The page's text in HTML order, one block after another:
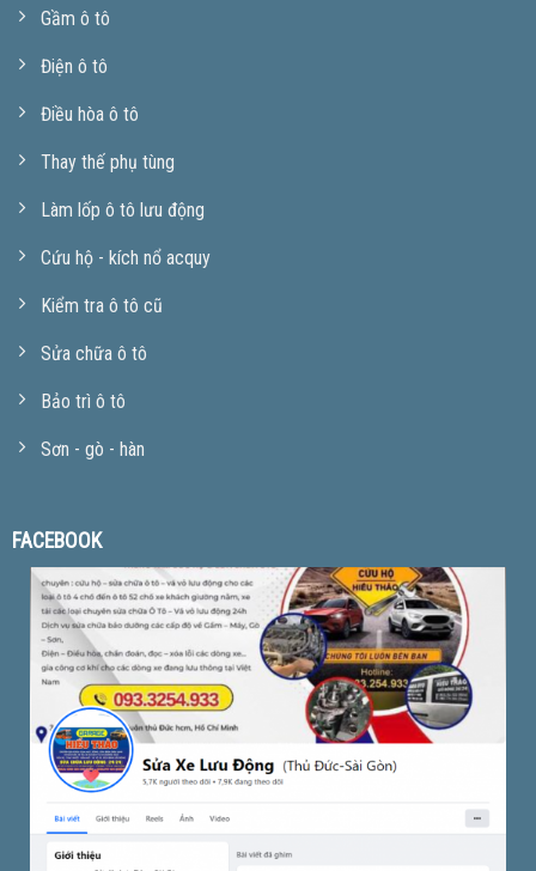
Gầm ô tô
Điện ô tô
Điều hòa ô tô
Thay thế phụ tùng
Làm lốp ô tô lưu động
Cứu hộ - kích nổ acquy
Kiểm tra ô tô cũ
Sửa chữa ô tô
Bảo trì ô tô
Sơn - gò - hàn
FACEBOOK